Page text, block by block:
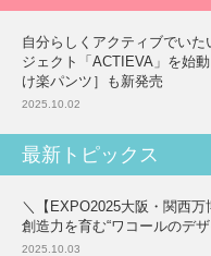
自分らしくアクティブでいた
ジェクト「ACTIEVA」を始
け楽パンツ］も新発売
2025.10.02
最新トピックス
＼【EXPO2025大阪・関西
創造力を育む“ワコールのデ
2025.10.03